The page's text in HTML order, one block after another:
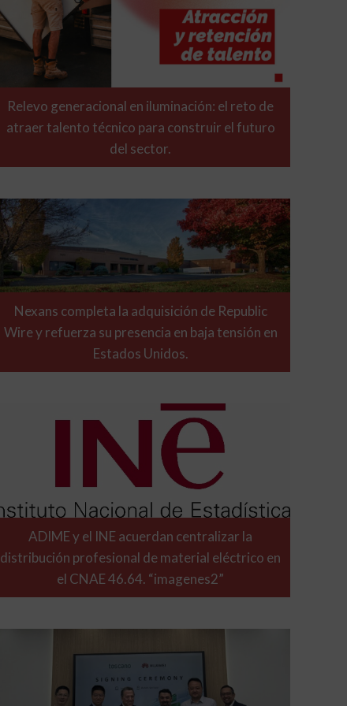
Relevo generacional en iluminación: el reto de
atraer talento técnico para construir el futuro
del sector.
Nexans completa la adquisición de Republic
Wire y refuerza su presencia en baja tensión en
Estados Unidos.
ADIME y el INE acuerdan centralizar la
distribución profesional de material eléctrico en
el CNAE 46.64. “imagenes2”